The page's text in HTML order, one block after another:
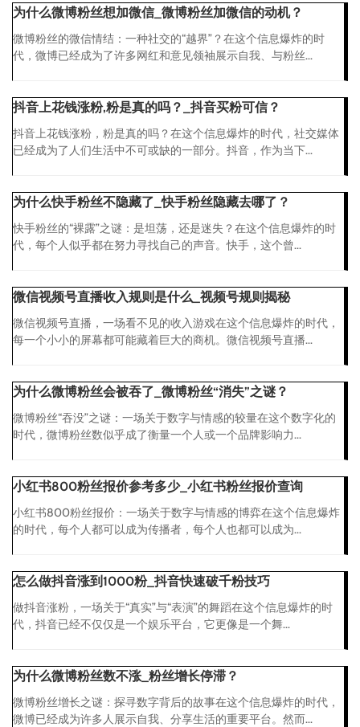
为什么微博粉丝想加微信_微博粉丝加微信的动机？
微博粉丝的微信情结：一种社交的“越界”？在这个信息爆炸的时
代，微博已经成为了许多网红和意见领袖展示自我、与粉丝...
抖音上花钱涨粉,粉是真的吗？_抖音买粉可信？
抖音上花钱涨粉，粉是真的吗？在这个信息爆炸的时代，社交媒体
已经成为了人们生活中不可或缺的一部分。抖音，作为当下...
为什么快手粉丝不隐藏了_快手粉丝隐藏去哪了？
快手粉丝的“裸露”之谜：是坦荡，还是迷失？在这个信息爆炸的时
代，每个人似乎都在努力寻找自己的声音。快手，这个曾...
微信视频号直播收入规则是什么_视频号规则揭秘
微信视频号直播，一场看不见的收入游戏在这个信息爆炸的时代，
每一个小小的屏幕都可能藏着巨大的商机。微信视频号直播...
为什么微博粉丝会被吞了_微博粉丝“消失”之谜？
微博粉丝“吞没”之谜：一场关于数字与情感的较量在这个数字化的
时代，微博粉丝数似乎成了衡量一个人或一个品牌影响力...
小红书800粉丝报价参考多少_小红书粉丝报价查询
小红书800粉丝报价：一场关于数字与情感的博弈在这个信息爆炸
的时代，每个人都可以成为传播者，每个人也都可以成为...
怎么做抖音涨到1000粉_抖音快速破千粉技巧
做抖音涨粉，一场关于“真实”与“表演”的舞蹈在这个信息爆炸的时
代，抖音已经不仅仅是一个娱乐平台，它更像是一个舞...
为什么微博粉丝数不涨_粉丝增长停滞？
微博粉丝增长之谜：探寻数字背后的故事在这个信息爆炸的时代，
微博已经成为许多人展示自我、分享生活的重要平台。然而...